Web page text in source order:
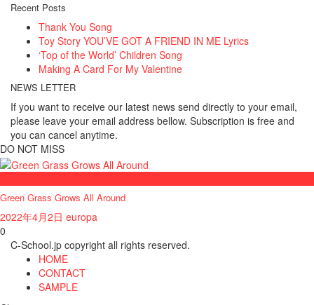
Recent Posts
Thank You Song
Toy Story YOU’VE GOT A FRIEND IN ME Lyrics
‘Top of the World’ Children Song
Making A Card For My Valentine
NEWS LETTER
If you want to receive our latest news send directly to your email,
please leave your email address bellow. Subscription is free and
you can cancel anytime.
DO NOT MISS
Green Grass Grows All Around
2022年4月2日 europa
0
C-School.jp copyright all rights reserved.
HOME
CONTACT
SAMPLE